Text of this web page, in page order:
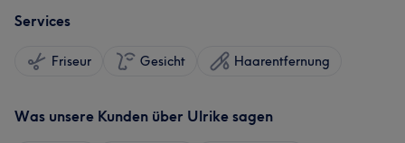
Services
Friseur Gesicht Haarentfernung
Was unsere Kunden über Ulrike sagen